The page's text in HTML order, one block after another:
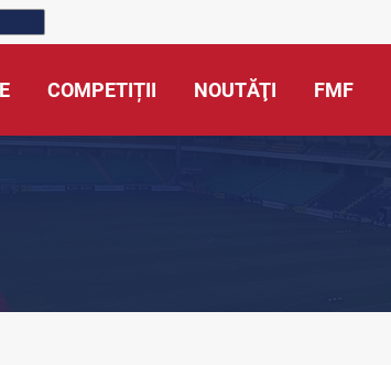
COMPETIȚII NOUTĂŢI FMF